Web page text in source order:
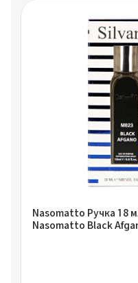
Nasomatto Ручка 18
Nasomatto Black